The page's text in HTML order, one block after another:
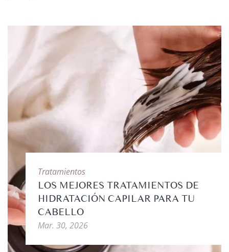
Tratamientos
LOS MEJORES TRATAMIENTOS DE
HIDRATACIÓN CAPILAR PARA TU
CABELLO
Mar. 30, 2026